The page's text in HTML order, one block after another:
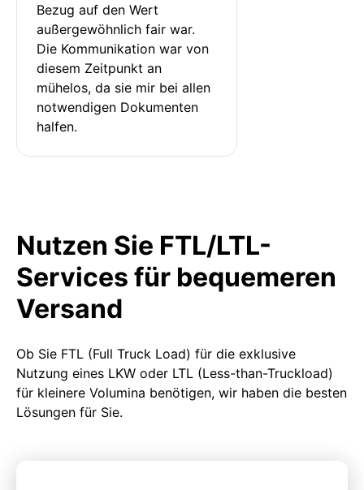
Bezug auf den Wert
außergewöhnlich fair war.
Die Kommunikation war von
diesem Zeitpunkt an
mühelos, da sie mir bei allen
notwendigen Dokumenten
halfen.
Nutzen Sie FTL/LTL-
Services für bequemeren
Versand
Ob Sie FTL (Full Truck Load) für die exklusive
Nutzung eines LKW oder LTL (Less-than-Truckload)
für kleinere Volumina benötigen, wir haben die besten
Lösungen für Sie.